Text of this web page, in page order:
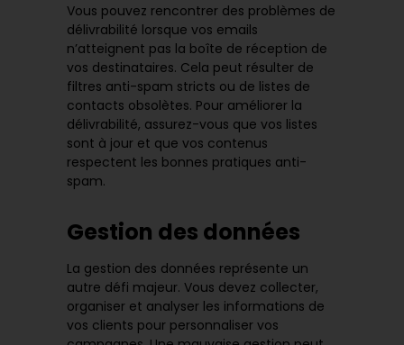
Vous pouvez rencontrer des problèmes de
délivrabilité lorsque vos emails
n’atteignent pas la boîte de réception de
vos destinataires. Cela peut résulter de
filtres anti-spam stricts ou de listes de
contacts obsolètes. Pour améliorer la
délivrabilité, assurez-vous que vos listes
sont à jour et que vos contenus
respectent les bonnes pratiques anti-
spam.
Gestion des données
La gestion des données représente un
autre défi majeur. Vous devez collecter,
organiser et analyser les informations de
vos clients pour personnaliser vos